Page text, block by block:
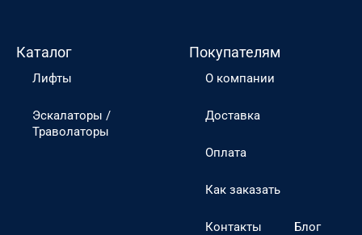
Каталог
Лифты
Эскалаторы /
Траволаторы
Покупателям
О компании
Доставка
Оплата
Как заказать
Контакты Блог